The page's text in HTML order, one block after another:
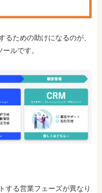
るための助けになるのが、
ルです。
する営業フェーズが異なり